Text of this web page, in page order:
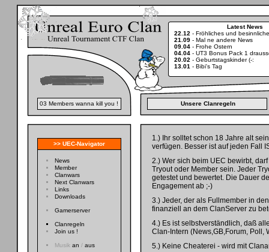
Latest News
22.12 - Fröhliches und
21.09- Mal ne andere News
09.04- Frohe Ostern
04.04- UT3 Bonus Pack 1
20.02 - Geburtstagskinder (-:
13.01 - Bibi's Tag
03 Members wanna kill you ! Unsere Clanregeln
>> UEC-Navigator
News
Member
Clanwars
Next Clanwars
Links
Downloads
Gamerserver
Clanregeln
Join us !
Musik an / aus
1.) Ihr solltet schon 18 Jahre alt
verfügen. Besser ist auf jeden Fall
2.) Wer sich beim UEC bewirbt,
Tryout oder Member sein. Jeder
getestet und bewertet. Die Dauer
Engagement ab ;-)
3.) Jeder, der als Fullmember in
finanziell an dem ClanServer zu
4.) Es ist selbstverständlich, daß
Clan-Intern (News,GB,Forum, Poll,
5.) Keine Cheaterei - wird mit